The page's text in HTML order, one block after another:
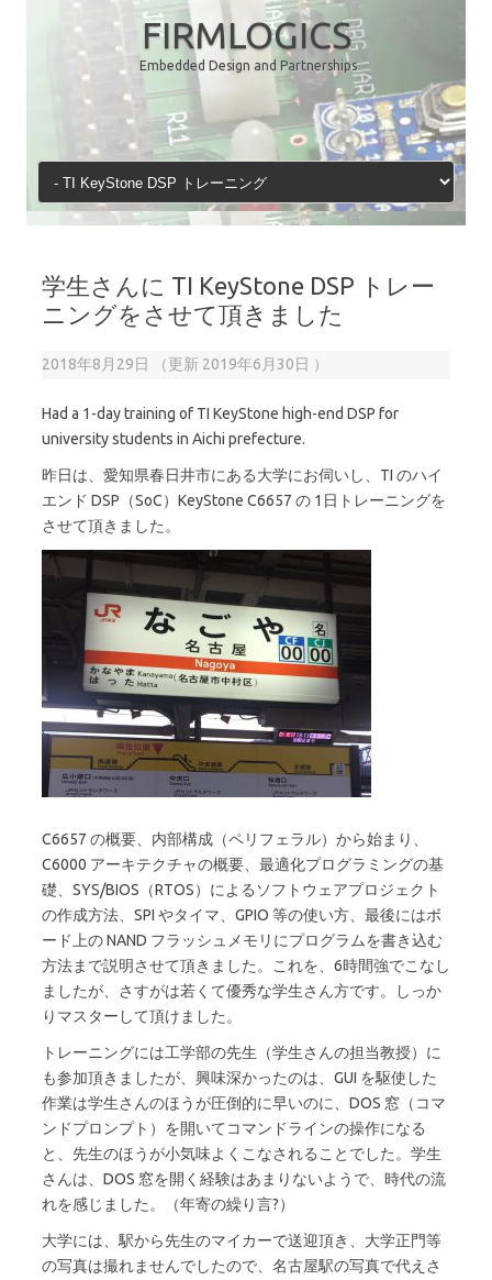
FIRMLOGICS
Embedded Design and Partnerships
学生さんに TI KeyStone DSP トレー
ニングをさせて頂きました
2018年8月29日 （更新 2019年6月30日 ）
Had a 1-day training of TI KeyStone high-end DSP for
university students in Aichi prefecture.
昨日は、愛知県春日井市にある大学にお伺いし、TI のハイ
エンド DSP（SoC）KeyStone C6657 の 1日トレーニングを
させて頂きました。
C6657 の概要、内部構成（ペリフェラル）から始まり、
C6000 アーキテクチャの概要、最適化プログラミングの基
礎、SYS/BIOS（RTOS）によるソフトウェアプロジェクト
の作成方法、SPI やタイマ、GPIO 等の使い方、最後にはボ
ード上の NAND フラッシュメモリにプログラムを書き込む
方法まで説明させて頂きました。これを、6時間強でこなし
ましたが、さすがは若くて優秀な学生さん方です。しっか
りマスターして頂けました。
トレーニングには工学部の先生（学生さんの担当教授）に
も参加頂きましたが、興味深かったのは、GUI を駆使した
作業は学生さんのほうが圧倒的に早いのに、DOS 窓（コマ
ンドプロンプト）を開いてコマンドラインの操作になる
と、先生のほうが小気味よくこなされることでした。学生
さんは、DOS 窓を開く経験はあまりないようで、時代の流
れを感じました。（年寄の繰り言?）
大学には、駅から先生のマイカーで送迎頂き、大学正門等
の写真は撮れませんでしたので、名古屋駅の写真で代えさ